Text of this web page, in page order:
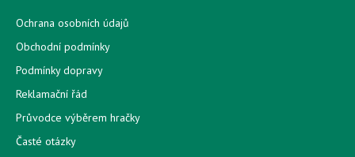
Ochrana osobních údajů
Obchodní podmínky
Podmínky dopravy
Reklamační řád
Průvodce výběrem hračky
Časté otázky